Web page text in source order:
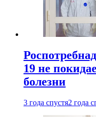
19 не
болезни
3 года спустя2 года